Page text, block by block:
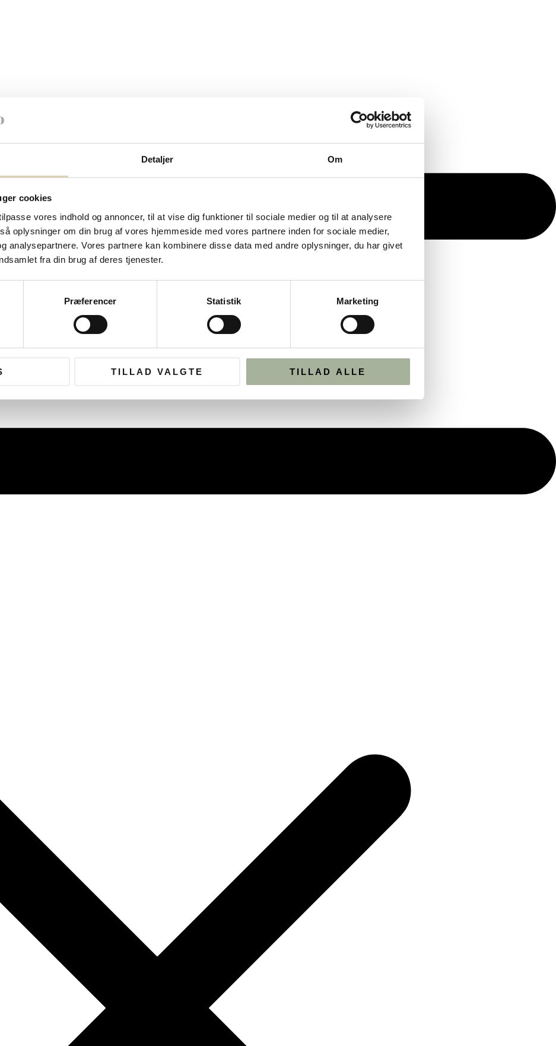
Detaljer Om
cookies
vores indhold og annoncer, til at vise dig funktioner til sociale medier og til at analysere
oplysninger om din brug af vores hjemmeside med vores partnere inden for sociale medier,
analysepartnere. Vores partnere kan kombinere disse data med andre oplysninger, du har givet
fra din brug af deres tjenester.
Præferencer Statistik Marketing
TILLAD VALGTE TILLAD ALLE